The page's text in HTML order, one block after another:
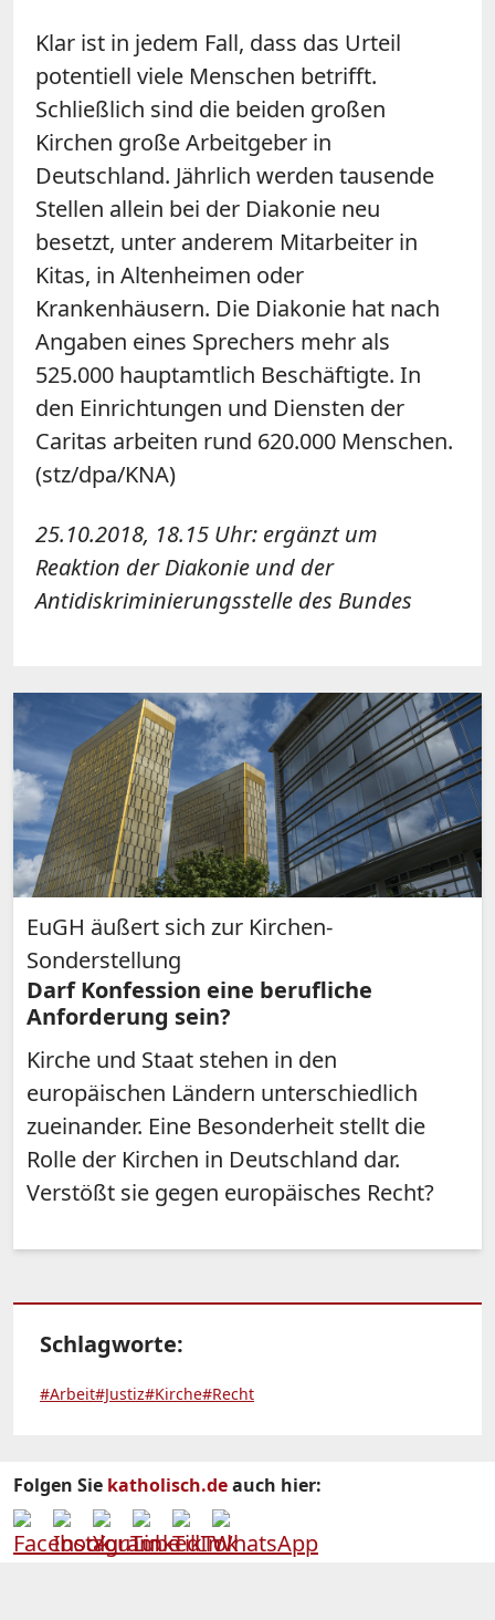
Klar ist in jedem Fall, dass das Urteil
potentiell viele Menschen betrifft.
Schließlich sind die beiden großen
Kirchen große Arbeitgeber in
Deutschland. Jährlich werden tausende
Stellen allein bei der Diakonie neu
besetzt, unter anderem Mitarbeiter in
Kitas, in Altenheimen oder
Krankenhäusern. Die Diakonie hat nach
Angaben eines Sprechers mehr als
525.000 hauptamtlich Beschäftigte. In
den Einrichtungen und Diensten der
Caritas arbeiten rund 620.000 Menschen.
(stz/dpa/KNA)
25.10.2018, 18.15 Uhr: ergänzt um
Reaktion der Diakonie und der
Antidiskriminierungsstelle des Bundes
EuGH äußert sich zur Kirchen-
Sonderstellung
Darf Konfession eine berufliche
Anforderung sein?
Kirche und Staat stehen in den
europäischen Ländern unterschiedlich
zueinander. Eine Besonderheit stellt die
Rolle der Kirchen in Deutschland dar.
Verstößt sie gegen europäisches Recht?
Schlagworte:
#Arbeit#Justiz#Kirche#Recht
Folgen Sie katholisch.deauch hier: